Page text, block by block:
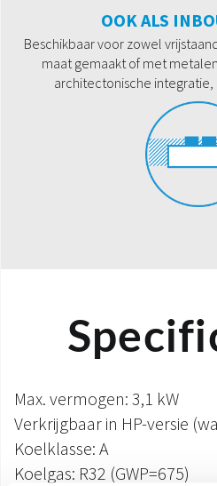
OOK ALS
Beschikbaar voor zowel
maat gemaakt of met
architectonische integratie,
Max. vermogen: 3,1 kW
Verkrijgbaar in HP-versie
Koelklasse: A
Koelgas: R32 (GWP=675)